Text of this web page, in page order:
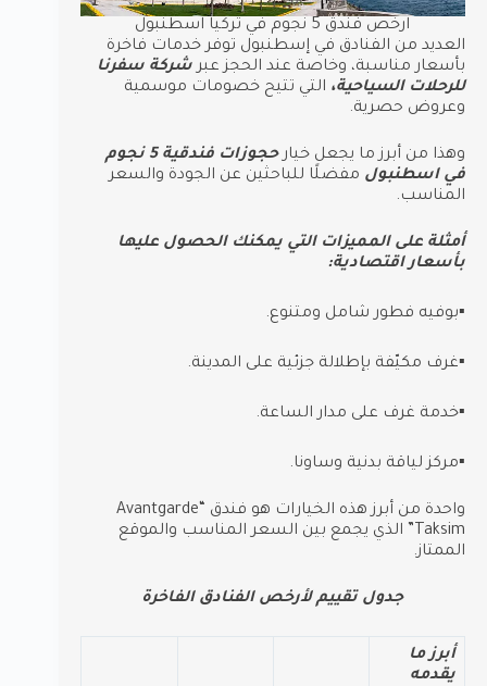
ارخص فندق 5 نجوم في تركيا اسطنبول
العديد من الفنادق في إسطنبول توفر خدمات فاخرة
بأسعار مناسبة، وخاصة عند الحجز عبرشركة سفرنا
للرحلات السياحية، التي تتيح خصومات موسمية
وعروض حصرية.
وهذا من أبرز ما يجعل خيار
حجوزات فندقية 5 نجوم
في اسطنبول مفضلًا للباحثين عن الجودة والسعر
المناسب.
أمثلة على المميزات التي يمكنك الحصول عليها
بأسعار اقتصادية:
▪︎بوفيه فطور شامل ومتنوع.
▪︎غرف مكيّفة بإطلالة جزئية على المدينة.
▪︎خدمة غرف على مدار الساعة.
▪︎مركز لياقة بدنية وساونا.
واحدة من أبرز هذه الخيارات هو فندق “Avantgarde
Taksim” الذي يجمع بين السعر المناسب والموقع
الممتاز.
جدول تقييم لأرخص الفنادق الفاخرة
أبرز ما
يقدمه